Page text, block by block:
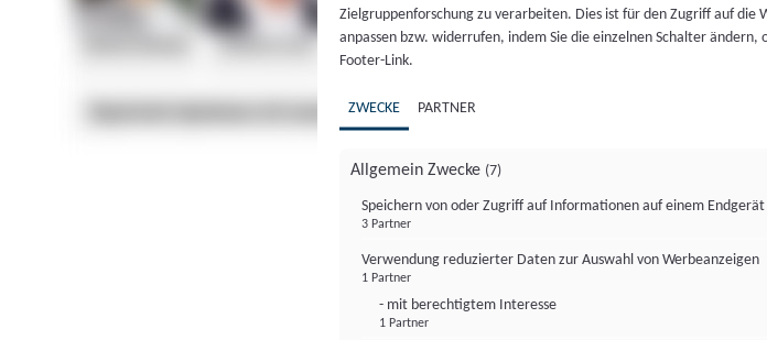
Zielgruppenforschung zu verarbeiten. Dies ist für den Zugriff auf
anpassen bzw. widerrufen, indem Sie die einzelnen Schalter
Footer-Link.
ZWECKE PARTNER
Allgemein Zwecke (7)
Speichern von oder Zugriff auf Informationen auf einem Endgerät
3 Partner
Verwendung reduzierter Daten zur Auswahl von Werbeanzeigen
1 Partner
- mit berechtigtem Interesse
1 Partner